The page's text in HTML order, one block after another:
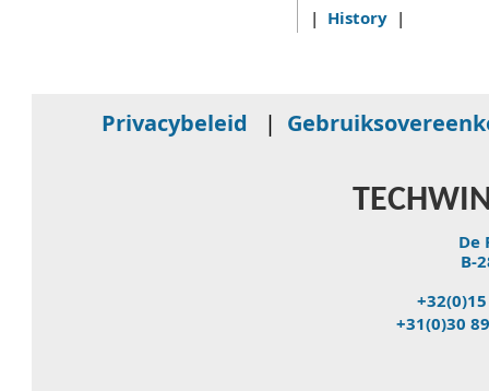
| History |
Privacybeleid |
De
B-
+31(0)30